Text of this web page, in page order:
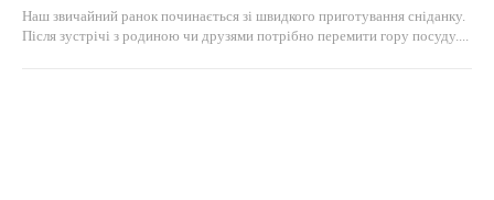
Наш звичайний ранок починається зі швидкого приготування сніданку.
Після зустрічі з родиною чи друзями потрібно перемити гору посуду....